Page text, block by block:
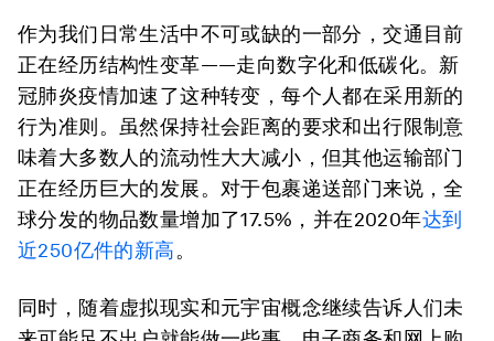
作为我们日常生活中不可或缺的一部分，交通目前
正在经历结构性变革——走向数字化和低碳化。新
冠肺炎疫情加速了这种转变，每个人都在采用新的
行为准则。虽然保持社会距离的要求和出行限制意
味着大多数人的流动性大大减小，但其他运输部门
正在经历巨大的发展。对于包裹递送部门来说，全
球分发的物品数量增加了17.5%，并在2020年达到
近250亿件的新高。
同时，随着虚拟现实和元宇宙概念继续告诉人们未